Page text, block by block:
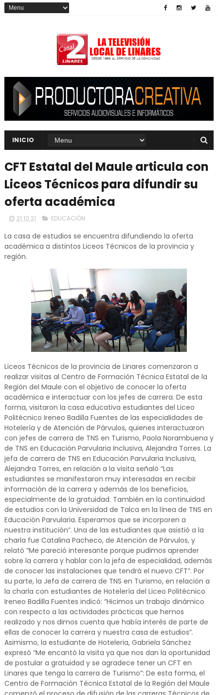
INICIO
CFT Estatal del Maule articula con
Liceos Técnicos para difundir su
oferta académica
21.10.21 EDUCACIÓN
La casa de estudios se encuentra difundiendo la oferta
académica a distintos Liceos Técnicos de la provincia y
región.
Liceos Técnicos de la provincia de Linares comenzaron a
realizar visitas al Centro de Formación Técnica Estatal de la
Región del Maule con el objetivo de conocer la oferta
académica e interactuar con los jefes de carrera. De esta
forma, visitaron la casa educativa estudiantes del Liceo
Politécnico Ireneo Badilla Fuentes de las especialidades de
Hotelería y de Atención de Párvulos, quienes interactuaron
con jefes de carrera de TNS en Turismo, Paola Norambuena y
de TNS en Educación Parvularia Inclusiva, Alejandra Torres. La
jefa de carrera de TNS en Educación Parvularia Inclusiva,
Alejandra Torres, en relación a la visita señaló “Las
estudiantes se manifestaron muy interesadas en recibir
información de la carrera y además de los beneficios,
especialmente de la gratuidad. También en la continuidad
de estudios con la Universidad de Talca en la línea de TNS en
Educación Parvularia. Esperamos que se incorporen a
nuestra institución”. Una de las estudiantes que asistió a la
charla fue Catalina Pacheco, de Atención de Párvulos, y
relató “Me pareció interesante porque pudimos aprender
sobre la carrera y hablar con la jefa de especialidad, además
de conocer las instalaciones que tendrá el nuevo CFT”. Por
su parte, la Jefa de carrera de TNS en Turismo, en relación a
la charla con estudiantes de Hotelería del Liceo Politécnico
Ireneo Badilla Fuentes indicó: “Hicimos un trabajo dinámico
con respecto a las actividades prácticas que hemos
realizado y nos dimos cuenta que había interés de parte de
ellas de conocer la carrera y nuestra casa de estudios”.
Asimismo, la estudiante de Hoteleria, Gabriela Sánchez
expresó “Me encantó la visita ya que nos dan la oportunidad
de postular a gratuidad y se agradece tener un CFT en
Linares que tenga la carrera de Turismo”: De esta forma, el
Centro de Formación Técnica Estatal de la Región del Maule